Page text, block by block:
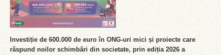
Investiție de 600.000 de euro în ONG-uri mici și proiecte care
răspund noilor schimbări din societate, prin ediția 2026 a